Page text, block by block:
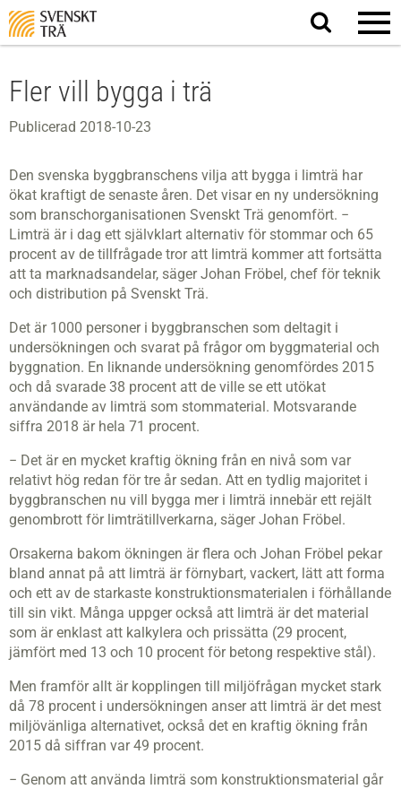
Sök
på
Fler vill bygga i trä
Publicerad 2018-10-23
Den svenska byggbranschens vilja att bygga i limträ har
ökat kraftigt de senaste åren. Det visar en ny undersökning
som branschorganisationen Svenskt Trä genomfört. −
Limträ är i dag ett självklart alternativ för stommar och 65
procent av de tillfrågade tror att limträ kommer att fortsätta
att ta marknadsandelar, säger Johan Fröbel, chef för teknik
och distribution på Svenskt Trä.
Det är 1000 personer i byggbranschen som deltagit i
undersökningen och svarat på frågor om byggmaterial och
byggnation. En liknande undersökning genomfördes 2015
och då svarade 38 procent att de ville se ett utökat
användande av limträ som stommaterial. Motsvarande
siffra 2018 är hela 71 procent.
− Det är en mycket kraftig ökning från en nivå som var
relativt hög redan för tre år sedan. Att en tydlig majoritet i
byggbranschen nu vill bygga mer i limträ innebär ett rejält
genombrott för limträtillverkarna, säger Johan Fröbel.
Orsakerna bakom ökningen är flera och Johan Fröbel pekar
bland annat på att limträ är förnybart, vackert, lätt att forma
och ett av de starkaste konstruktionsmaterialen i förhållande
till sin vikt. Många uppger också att limträ är det material
som är enklast att kalkylera och prissätta (29 procent,
jämfört med 13 och 10 procent för betong respektive stål).
Men framför allt är kopplingen till miljöfrågan mycket stark
då 78 procent i undersökningen anser att limträ är det mest
miljövänliga alternativet, också det en kraftig ökning från
2015 då siffran var 49 procent.
− Genom att använda limträ som konstruktionsmaterial går